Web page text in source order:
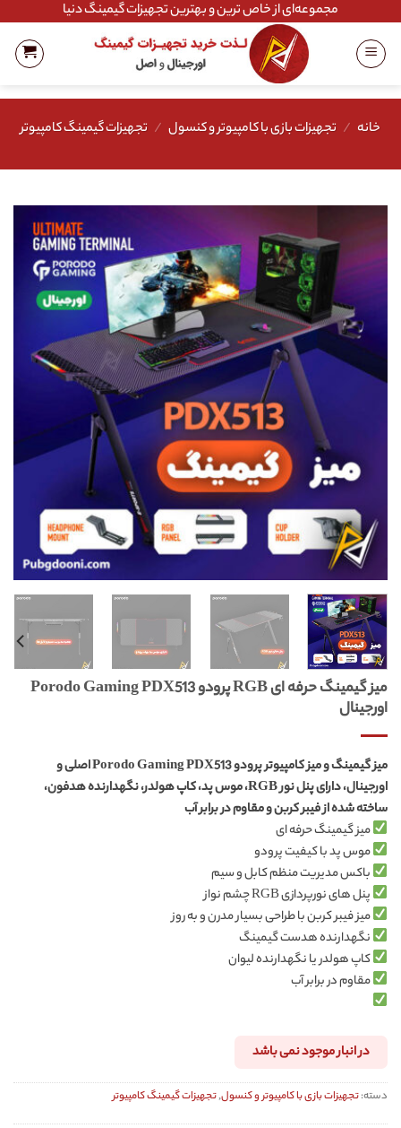
content
مجموعه‌ای از خاص ترین و بهترین تجهیزات گیمینگ دنیا
خانه / تجهیزات بازی با کامپیوتر و کنسول / تجهیزات گیمینگ کامپیوتر
میز گیمینگ حرفه ای RGB پرودو Porodo Gaming PDX513
اورجینال
میز گیمینگ و میز کامپیوتر پرودو Porodo Gaming PDX513 اصلی و
اورجینال، دارای پنل نور RGB، موس پد، کاپ هولدر، نگهدارنده هدفون،
ساخته شده از فیبر کربن و مقاوم در برابر آب
میز گیمینگ حرفه ای
موس پد با کیفیت پرودو
باکس مدیریت منظم کابل و سیم
پنل های نورپردازی RGB چشم نواز
میز فیبر کربن با طراحی بسیار مدرن و به روز
نگهدارنده هدست گیمینگ
کاپ هولدر یا نگهدارنده لیوان
مقاوم در برابر آب
در انبار موجود نمی باشد
دسته:تجهیزات بازی با کامپیوتر و کنسول,تجهیزات گیمینگ کامپیوتر